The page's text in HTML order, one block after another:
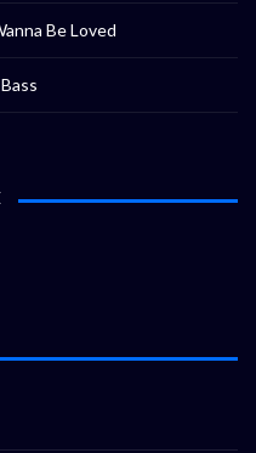
Be Loved